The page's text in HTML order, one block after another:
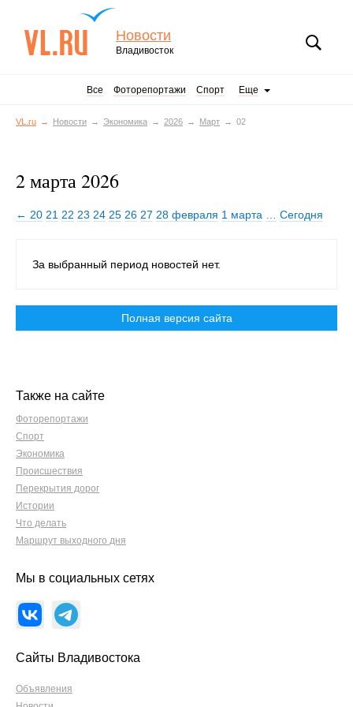
Новости
Владивосток
Все Фоторепортажи Спорт Еще
VL.ru Новости Экономика 2026 Март 02
2 марта 2026
← 20 21 22 23 24 25 26 27 28 февраля 1 марта Сегодня
За выбранный период новостей нет.
Полная версия сайта
Также на сайте
Фоторепортажи
Спорт
Экономика
Происшествия
Перекрытия дорог
Истории
Что делать
Маршрут выходного дня
Мы в социальных сетях
Сайты Владивостока
Объявления